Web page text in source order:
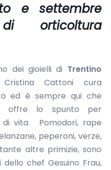
e settembre
orticoltura
dei gioielli di Trentino
Cattoni cura
ed è sempre qui che
offre lo spunto per
vita. Pomodori, rape
peperoni, verze,
altre primizie, sono
chef Gesuino Frau,